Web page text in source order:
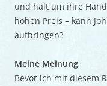
und hält um ihre
hohen Preis – kann
aufbringen?
Meine Meinung
Bevor ich mit diesem